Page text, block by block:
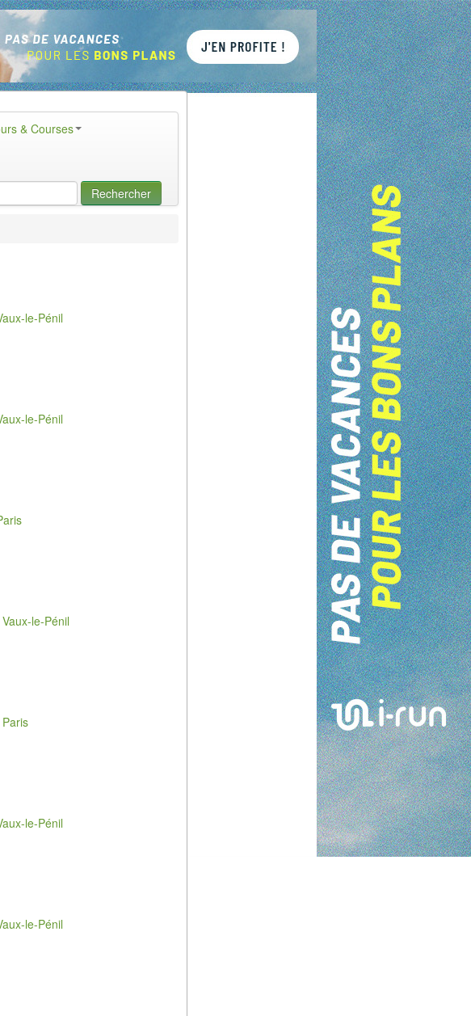
& Courses
Rechercher
le-Pénil
le-Pénil
Vaux-le-Pénil
Paris
le-Pénil
le-Pénil